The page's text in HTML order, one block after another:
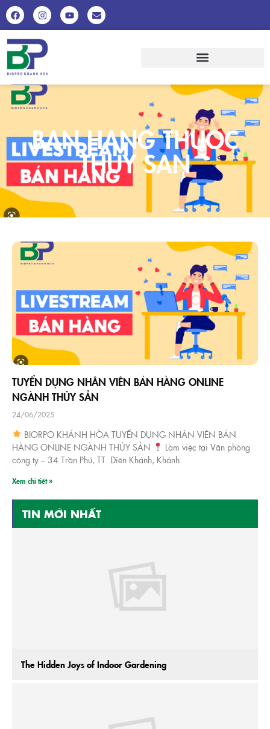
BAN HANG THUOC
THUY SAN
TUYỂN DỤNG NHÂN VIÊN BÁN HÀNG ONLINE
NGÀNH THỦY SẢN
24/06/2025
BIORPO KHÁNH HÒA TUYỂN DỤNG NHÂN VIÊN BÁN
HÀNG ONLINE NGÀNH THỦY SẢN
Làm việc tại Văn phòng
công ty – 34 Trần Phú, TT. Diên Khánh, Khánh
Xem chi tiết »
TIN MỚI NHẤT
The Hidden Joys of Indoor Gardening